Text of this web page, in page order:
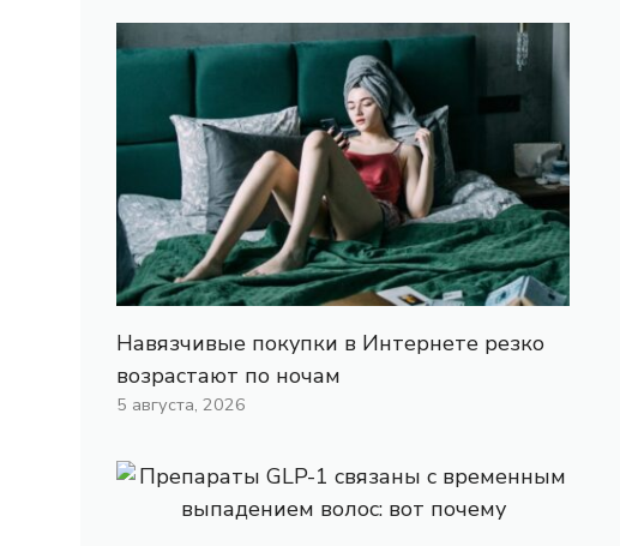
Навязчивые покупки в Интернете резко
возрастают по ночам
5 августа, 2026